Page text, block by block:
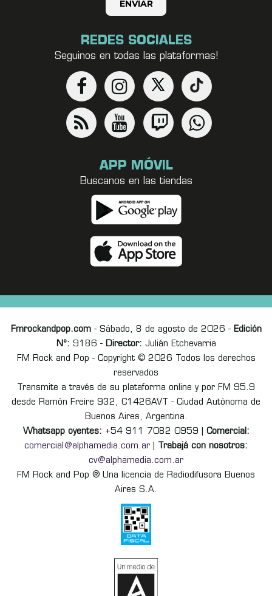
REDES SOCIALES
Seguinos en todas las plataformas!
APP MÓVIL
Buscanos en las tiendas
Fmrockandpop.com- Sábado, 8 de agosto de 2026 - Edición
Nº: 9186 - Director: Julián Etchevarria
FM Rock and Pop - Copyright © 2026 Todos los derechos
reservados
Transmite a través de su plataforma online y por FM 95.9
desde Ramón Freire 932, C1426AVT - Ciudad Autónoma de
Buenos Aires, Argentina.
Whatsapp oyentes: +54 911 7082 0959 | Comercial:
comercial@alphamedia.com.ar
Trabajá con nosotros:
cv@alphamedia.com.ar
FM Rock and Pop ® Una licencia de Radiodifusora Buenos
Aires S.A.